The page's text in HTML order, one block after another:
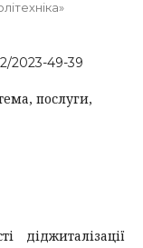
2023-49-39
послуги,
діджиталізації